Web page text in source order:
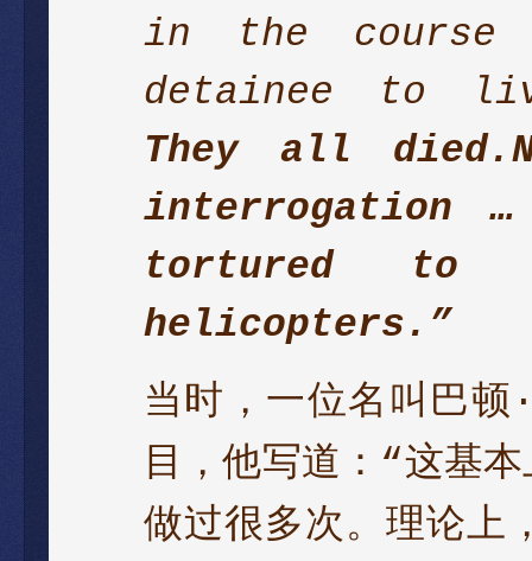
in the course
detainee to
They all died.
interrogation
tortured to
helicopters.”
当时 ， 一位名叫巴顿
目 ，他写道： “这基
做过很多次。 理论 上